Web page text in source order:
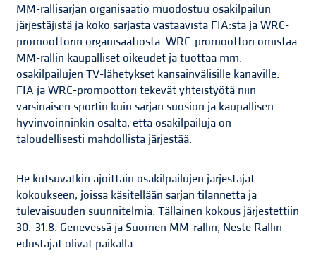
MM-rallisarjan organisaatio muodostuu osakilpailun
järjestäjistä ja koko sarjasta vastaavista FIA:sta ja WRC-
promoottorin organisaatiosta. WRC-promoottori omistaa
MM-rallin kaupalliset oikeudet ja tuottaa mm.
osakilpailujen TV-lähetykset kansainvälisille kanaville.
FIA ja WRC-promoottori tekevät yhteistyötä niin
varsinaisen sportin kuin sarjan suosion ja kaupallisen
hyvinvoinninkin osalta, että osakilpailuja on
taloudellisesti mahdollista järjestää.
He kutsuvatkin ajoittain osakilpailujen järjestäjät
kokoukseen, joissa käsitellään sarjan tilannetta ja
tulevaisuuden suunnitelmia. Tällainen kokous järjestettiin
30.-31.8. Genevessä ja Suomen MM-rallin, Neste Rallin
edustajat olivat paikalla.